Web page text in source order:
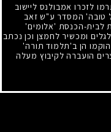
לזכרו אמבולנס ליישוב
טובה' המסדר ע"ש זאב
לבית-הכנסת 'אלומים'
ומכשיר לחמצן וכן נכתב
הן ב'תלמוד תורה'
הועברה לקיבוץ מעלה